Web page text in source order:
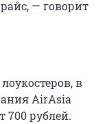
— говорит
в
AirAsia
700 рублей.